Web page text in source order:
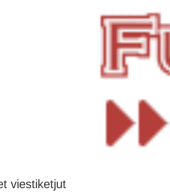
viestiketjut